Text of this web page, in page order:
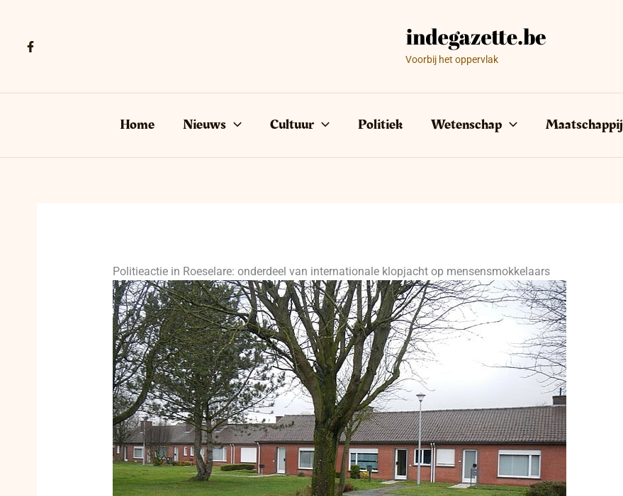
Voorbij het oppervlak
Home Nieuws Cultuur Politiek Wetenschap Maatschappij
Politieactie in Roeselare: onderdeel van internationale klopjacht op mensensmokkelaars